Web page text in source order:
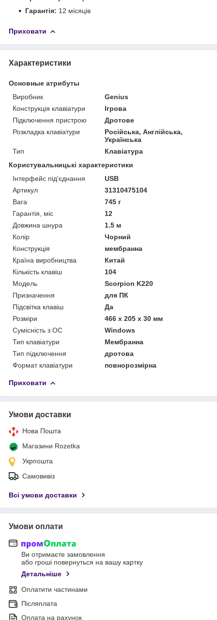
Гарантія: 12 місяців
Приховати
Характеристики
Основные атрибуты
Виробник
Genius
Конструкція клавіатури
Ігрова
Підключення пристрою
Дротове
Розкладка клавіатури
Російська, Англійська,
Українська
Тип
Клавіатура
Користувальницькі характеристики
Інтерфейс під'єднання
USB
Артикул
31310475104
Вага
745 г
Гарантія, міс
12
Довжина шнура
1.5 м
Колір
Чорний
Конструкція
мембранна
Країна виробництва
Китай
Кількість клавіш
104
Мoдель
Scorpion K220
Призначення
для ПК
Підсвітка клавіш
Да
Розміри
466 x 205 x 30 мм
Сумісність з ОС
Windows
Тип клавіатури
Мембранна
Тип підключення
дротова
Формат клавіатури
повнорозмірна
Приховати
Умови доставки
Нова Пошта
Магазини Rozetka
Укрпошта
Самовивіз
Всі умови доставки
Умови оплати
Ви отримаєте замовлення
або гроші повернуться на вашу картку
Детальніше
Оплатити частинами
Післяплата
Оплата на рахунок